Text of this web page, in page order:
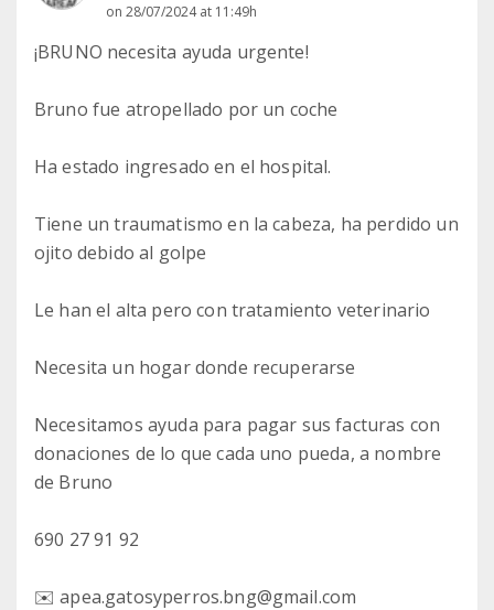
on 28/07/2024 at 11:49h
¡BRUNO necesita ayuda urgente!
Bruno fue atropellado por un coche
Ha estado ingresado en el hospital.
Tiene un traumatismo en la cabeza, ha perdido un
ojito debido al golpe
Le han el alta pero con tratamiento veterinario
Necesita un hogar donde recuperarse
Necesitamos ayuda para pagar sus facturas con
donaciones de lo que cada uno pueda, a nombre
de Bruno
690 27 91 92
✉️ apea.gatosyperros.bng@gmail.com